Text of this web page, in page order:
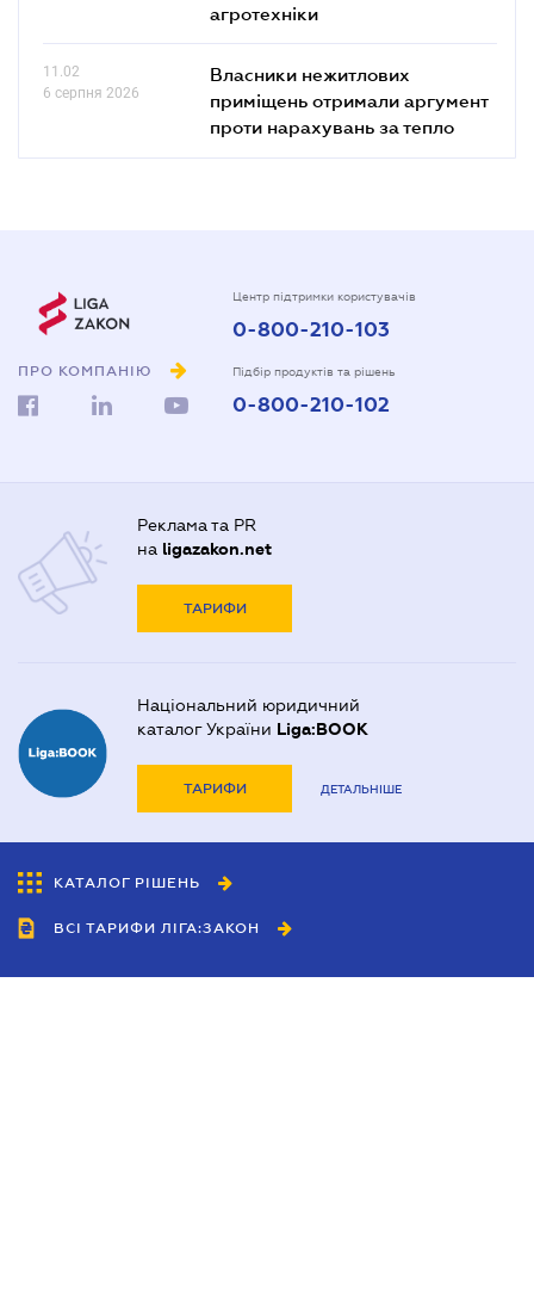
агротехніки
11.02
6 серпня 2026
Власники нежитлових
приміщень отримали аргумент
проти нарахувань за тепло
ПРО КОМПАНІЮ
Центр підтримки користувачів
0-800-210-103
Підбір продуктів та рішень
0-800-210-102
Реклама та PR
на ligazakon.net
ТАРИФИ
Національний юридичний
каталог України Liga:BOOK
ТАРИФИ ДЕТАЛЬНІШЕ
КАТАЛОГ РІШЕНЬ
ВСІ ТАРИФИ ЛІГА:ЗАКОН